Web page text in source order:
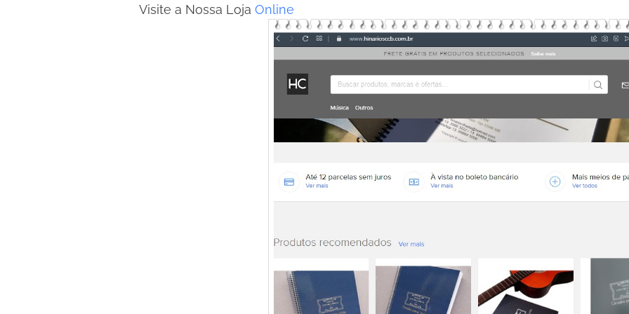
Visite a Nossa Loja Online